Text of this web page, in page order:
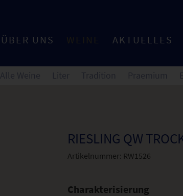
ÜBER UNS AKTUELLES
Alle Weine Liter Tradition Praemium
RIESLING QW
Artikelnummer: RW1526
Charakterisierung